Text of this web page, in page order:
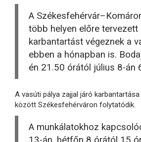
A
több helyen előre tervezett
karbantartást végeznek a
ebben a hónapban is.
én 21.50 órától július 8-án
A vasúti pálya zajjal járó
között Székesfehérváron folytatódik.
A munkálatokhoz